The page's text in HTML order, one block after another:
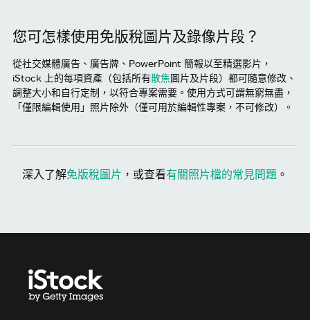
您可怎樣使用免版稅圖片及錄像片段？
從社交媒體廣告、廣告牌、PowerPoint 簡報以至精選影片，
iStock 上的每項資產（包括所有散焦圖片及片段）都可隨意修改、
調整大小和自行定制，以符合專案需要。使用方式可謂無窮無盡，
「僅限編輯使用」照片除外（僅可用於編輯性專案，不可修改）。
深入了解免版稅圖片 ，或查看有關照片檔的常見問題 。